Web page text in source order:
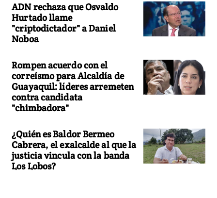
ADN rechaza que Osvaldo
Hurtado llame
"criptodictador" a Daniel
Noboa
Rompen acuerdo con el
correísmo para Alcaldía de
Guayaquil: líderes arremeten
contra candidata
"chimbadora"
¿Quién es Baldor Bermeo
Cabrera, el exalcalde al que la
justicia vincula con la banda
Los Lobos?